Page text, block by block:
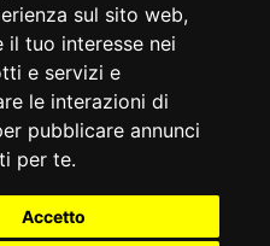
sul sito web,
il tuo interesse nei
e servizi e
le interazioni di
pubblicare annunci
per te.
Accetto
ORDINE